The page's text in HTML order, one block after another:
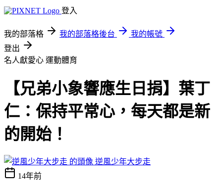
登入
我的部落格 我的部落格後台
我的帳號
登出
名人獻愛心 運動體育
【兄弟小象響應生日捐】葉丁
仁：保持平常心，每天都是新
的開始！
逆風少年大步走
14年前